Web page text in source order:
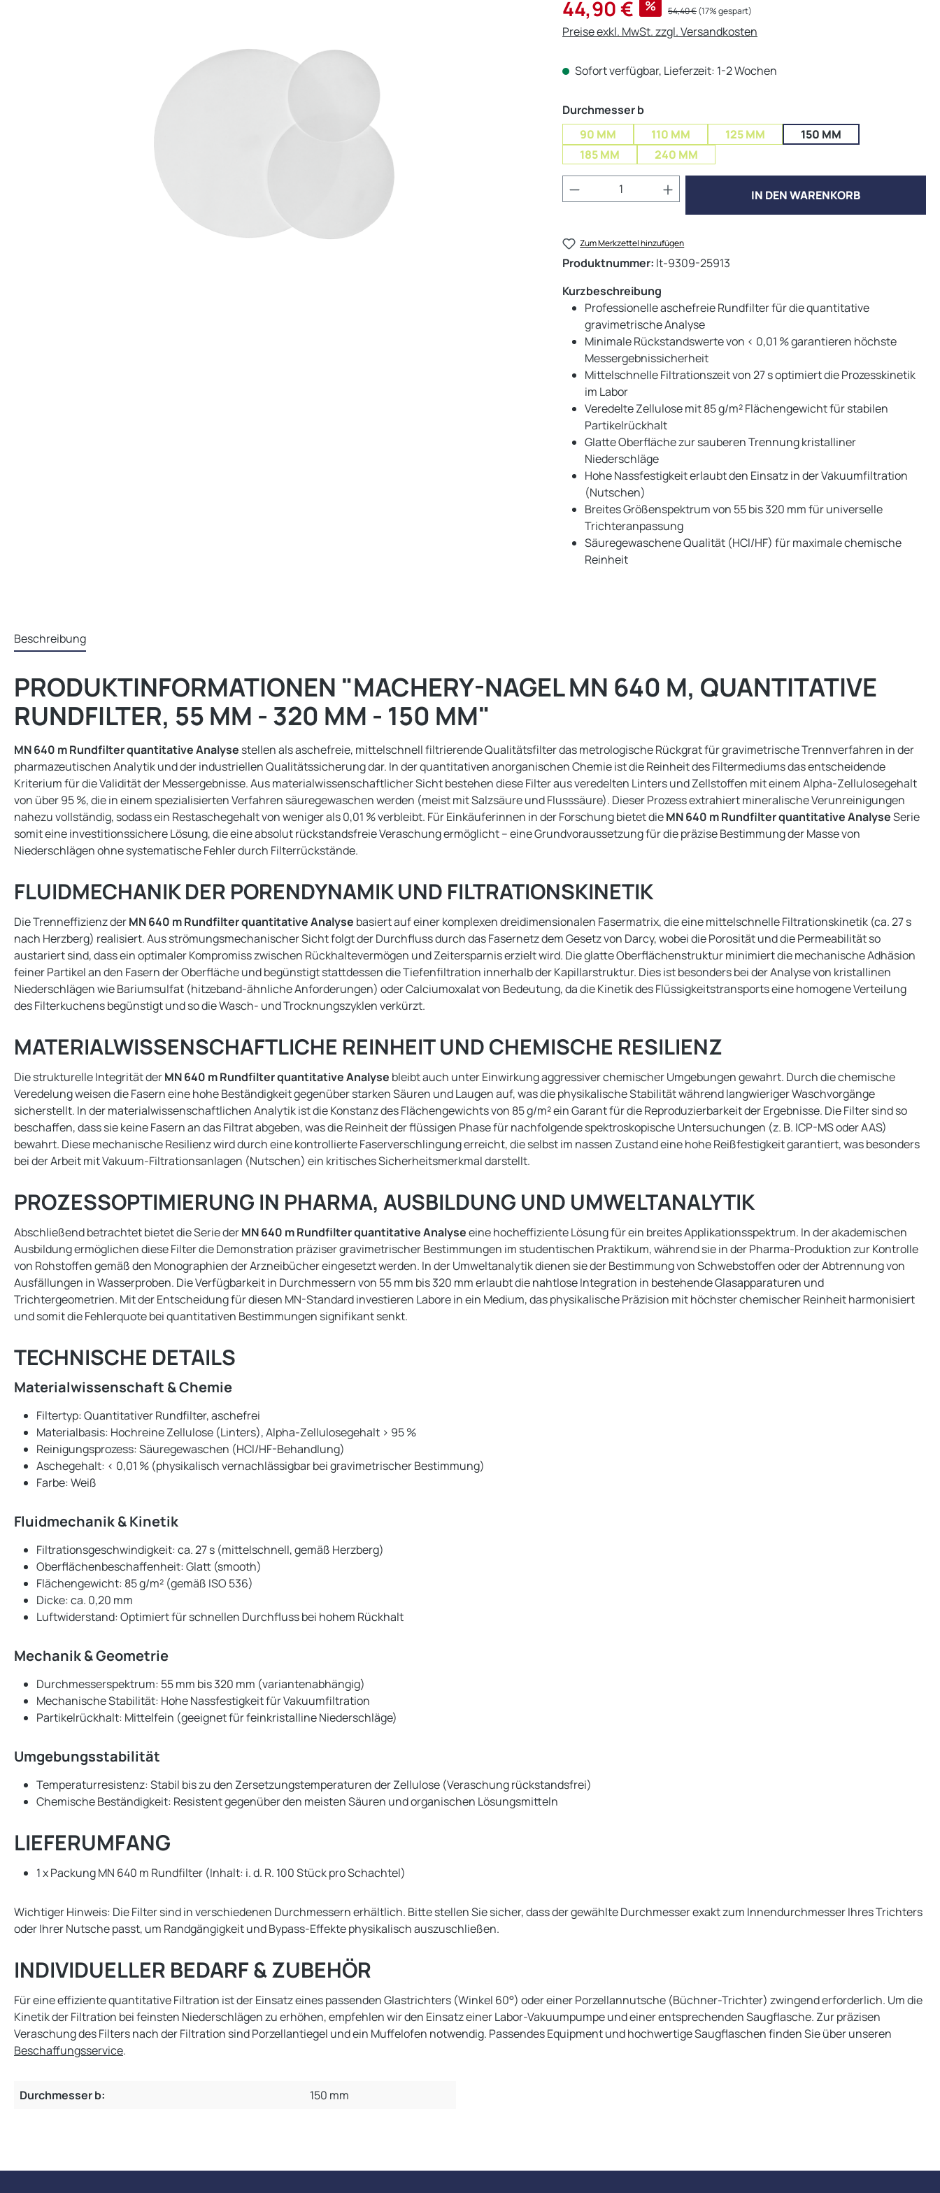
44,90 € % Regulärer Preis:
54,40 €(17% gespart)
Preise exkl. MwSt. zzgl. Versandkosten
Sofort verfügbar, Lieferzeit: 1-2 Wochen
Durchmesser bauswählen
90 MM
110 MM 125 MM
150 MM
185 MM
240 MM
Produkt Anzahl: Gib den gewünschten Wert
IN DEN WARENKORB
Zum Merkzettel hinzufügen
Produktnummer: lt-9309-25913
Kurzbeschreibung
Professionelle aschefreie Rundfilter für die quantitative
gravimetrische Analyse
Minimale Rückstandswerte von < 0,01 % garantieren höchste
Messergebnissicherheit
Mittelschnelle Filtrationszeit von 27 s optimiert die Prozesskinetik
im Labor
Veredelte Zellulose mit 85 g/m² Flächengewicht für stabilen
Partikelrückhalt
Glatte Oberfläche zur sauberen Trennung kristalliner
Niederschläge
Hohe Nassfestigkeit erlaubt den Einsatz in der Vakuumfiltration
(Nutschen)
Breites Größenspektrum von 55 bis 320 mm für universelle
Trichteranpassung
Säuregewaschene Qualität (HCl/HF) für maximale chemische
Reinheit
Beschreibung
PRODUKTINFORMATIONEN "MACHERY-NAGEL MN 640 M, QUANTITATIVE
RUNDFILTER, 55 MM - 320 MM - 150 MM"
MN 640 m Rundfilter quantitative Analyse stellen als aschefreie, mittelschnell filtrierende Qualitätsfilter das metrologische Rückgrat für gravimetrische Trennverfahren in der
pharmazeutischen Analytik und der industriellen Qualitätssicherung dar. In der quantitativen anorganischen Chemie ist die Reinheit des Filtermediums das entscheidende
Kriterium für die Validität der Messergebnisse. Aus materialwissenschaftlicher Sicht bestehen diese Filter aus veredelten Linters und Zellstoffen mit einem Alpha-Zellulosegehalt
von über 95 %, die in einem spezialisierten Verfahren säuregewaschen werden (meist mit Salzsäure und Flusssäure). Dieser Prozess extrahiert mineralische Verunreinigungen
nahezu vollständig, sodass ein Restaschegehalt von weniger als 0,01 % verbleibt. Für Einkäuferinnen in der Forschung bietet dieMN 640 m Rundfilter quantitative AnalyseSerie
somit eine investitionssichere Lösung, die eine absolut rückstandsfreie Veraschung ermöglicht – eine Grundvoraussetzung für die präzise Bestimmung der Masse von
Niederschlägen ohne systematische Fehler durch Filterrückstände.
FLUIDMECHANIK DER PORENDYNAMIK UND FILTRATIONSKINETIK
Die Trenneffizienz derMN 640 m Rundfilter quantitative Analyse basiert auf einer komplexen dreidimensionalen Fasermatrix, die eine mittelschnelle Filtrationskinetik (ca. 27 s
nach Herzberg) realisiert. Aus strömungsmechanischer Sicht folgt der Durchfluss durch das Fasernetz dem Gesetz von Darcy, wobei die Porosität und die Permeabilität so
austariert sind, dass ein optimaler Kompromiss zwischen Rückhaltevermögen und Zeitersparnis erzielt wird. Die glatte Oberflächenstruktur minimiert die mechanische Adhäsion
feiner Partikel an den Fasern der Oberfläche und begünstigt stattdessen die Tiefenfiltration innerhalb der Kapillarstruktur. Dies ist besonders bei der Analyse von kristallinen
Niederschlägen wie Bariumsulfat (hitzeband-ähnliche Anforderungen) oder Calciumoxalat von Bedeutung, da die Kinetik des Flüssigkeitstransports eine homogene Verteilung
des Filterkuchens begünstigt und so die Wasch- und Trocknungszyklen verkürzt.
MATERIALWISSENSCHAFTLICHE REINHEIT UND CHEMISCHE RESILIENZ
Die strukturelle Integrität derMN 640 m Rundfilter quantitative Analyse bleibt auch unter Einwirkung aggressiver chemischer Umgebungen gewahrt. Durch die chemische
Veredelung weisen die Fasern eine hohe Beständigkeit gegenüber starken Säuren und Laugen auf, was die physikalische Stabilität während langwieriger Waschvorgänge
sicherstellt. In der materialwissenschaftlichen Analytik ist die Konstanz des Flächengewichts von 85 g/m² ein Garant für die Reproduzierbarkeit der Ergebnisse. Die Filter sind so
beschaffen, dass sie keine Fasern an das Filtrat abgeben, was die Reinheit der flüssigen Phase für nachfolgende spektroskopische Untersuchungen (z. B. ICP-MS oder AAS)
bewahrt. Diese mechanische Resilienz wird durch eine kontrollierte Faserverschlingung erreicht, die selbst im nassen Zustand eine hohe Reißfestigkeit garantiert, was besonders
bei der Arbeit mit Vakuum-Filtrationsanlagen (Nutschen) ein kritisches Sicherheitsmerkmal darstellt.
PROZESSOPTIMIERUNG IN PHARMA, AUSBILDUNG UND UMWELTANALYTIK
Abschließend betrachtet bietet die Serie derMN 640 m Rundfilter quantitative Analyseeine hocheffiziente Lösung für ein breites Applikationsspektrum. In der akademischen
Ausbildung ermöglichen diese Filter die Demonstration präziser gravimetrischer Bestimmungen im studentischen Praktikum, während sie in der Pharma-Produktion zur Kontrolle
von Rohstoffen gemäß den Monographien der Arzneibücher eingesetzt werden. In der Umweltanalytik dienen sie der Bestimmung von Schwebstoffen oder der Abtrennung von
Ausfällungen in Wasserproben. Die Verfügbarkeit in Durchmessern von 55 mm bis 320 mm erlaubt die nahtlose Integration in bestehende Glasapparaturen und
Trichtergeometrien. Mit der Entscheidung für diesen MN-Standard investieren Labore in ein Medium, das physikalische Präzision mit höchster chemischer Reinheit harmonisiert
und somit die Fehlerquote bei quantitativen Bestimmungen signifikant senkt.
TECHNISCHE DETAILS
Materialwissenschaft & Chemie
Filtertyp: Quantitativer Rundfilter, aschefrei
Materialbasis: Hochreine Zellulose (Linters), Alpha-Zellulosegehalt > 95 %
Reinigungsprozess: Säuregewaschen (HCl/HF-Behandlung)
Aschegehalt: < 0,01 % (physikalisch vernachlässigbar bei gravimetrischer Bestimmung)
Farbe: Weiß
Fluidmechanik & Kinetik
Filtrationsgeschwindigkeit: ca. 27 s (mittelschnell, gemäß Herzberg)
Oberflächenbeschaffenheit: Glatt (smooth)
Flächengewicht: 85 g/m² (gemäß ISO 536)
Dicke: ca. 0,20 mm
Luftwiderstand: Optimiert für schnellen Durchfluss bei hohem Rückhalt
Mechanik & Geometrie
Durchmesserspektrum: 55 mm bis 320 mm (variantenabhängig)
Mechanische Stabilität: Hohe Nassfestigkeit für Vakuumfiltration
Partikelrückhalt: Mittelfein (geeignet für feinkristalline Niederschläge)
Umgebungsstabilität
Temperaturresistenz: Stabil bis zu den Zersetzungstemperaturen der Zellulose (Veraschung rückstandsfrei)
Chemische Beständigkeit: Resistent gegenüber den meisten Säuren und organischen Lösungsmitteln
LIEFERUMFANG
1 x Packung MN 640 m Rundfilter (Inhalt: i. d. R. 100 Stück pro Schachtel)
Wichtiger Hinweis: Die Filter sind in verschiedenen Durchmessern erhältlich. Bitte stellen Sie sicher, dass der gewählte Durchmesser exakt zum Innendurchmesser Ihres Trichters
oder Ihrer Nutsche passt, um Randgängigkeit und Bypass-Effekte physikalisch auszuschließen.
INDIVIDUELLER BEDARF & ZUBEHÖR
Für eine effiziente quantitative Filtration ist der Einsatz eines passenden Glastrichters (Winkel 60°) oder einer Porzellannutsche (Büchner-Trichter) zwingend erforderlich. Um die
Kinetik der Filtration bei feinsten Niederschlägen zu erhöhen, empfehlen wir den Einsatz einer Labor-Vakuumpumpe und einer entsprechenden Saugflasche. Zur präzisen
Veraschung des Filters nach der Filtration sind Porzellantiegel und ein Muffelofen notwendig. Passendes Equipment und hochwertige Saugflaschen finden Sie über unseren
Beschaffungsservice.
Durchmesser b: 150 mm